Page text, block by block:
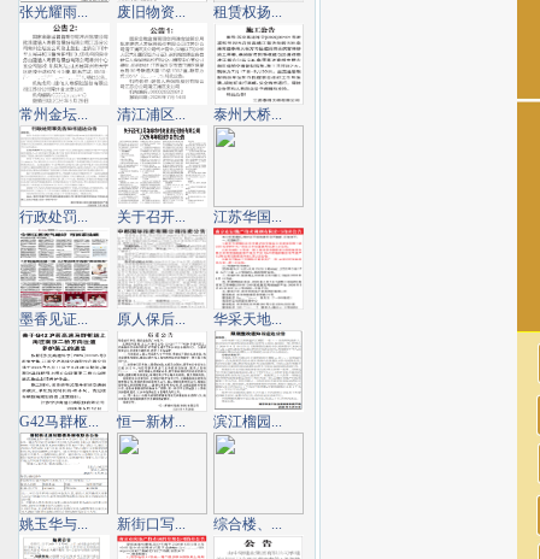
张光耀雨... 废旧物资... 租赁权扬...
常州金坛... 清江浦区... 泰州大桥...
行政处罚... 关于召开... 江苏华国...
墨香见证... 原人保后... 华采天地...
G42马群枢... 恒一新材... 滨江榴园...
姚玉华与... 新街口写... 综合楼、...